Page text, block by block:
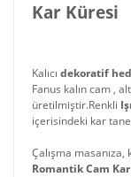
Kar Küresi
Kalıcı dekoratif
Fanus kalın cam ,
üretilmiştir.Renkli
içerisindeki kar
Çalışma masanıza,
Romantik Cam